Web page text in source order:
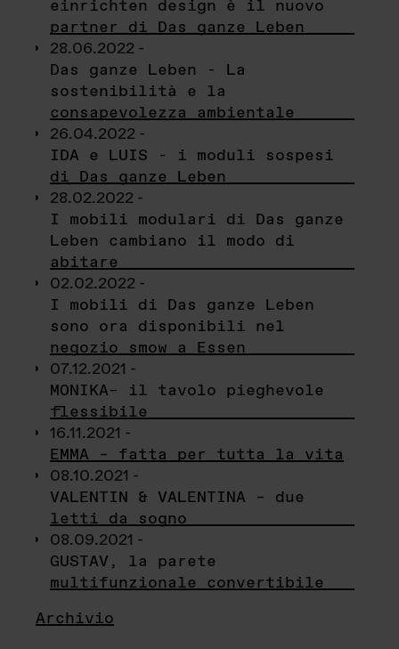
einrichten design è il nuovo
partner di Das ganze Leben
28.06.2022 -
Das ganze Leben - La
sostenibilità e la
consapevolezza ambientale
26.04.2022 -
IDA e LUIS - i moduli sospesi
di Das ganze Leben
28.02.2022 -
I mobili modulari di Das ganze
Leben cambiano il modo di
abitare
02.02.2022 -
I mobili di Das ganze Leben
sono ora disponibili nel
negozio smow a Essen
07.12.2021 -
MONIKA– il tavolo pieghevole
flessibile
16.11.2021 -
EMMA – fatta per tutta la vita
08.10.2021 -
VALENTIN & VALENTINA – due
letti da sogno
08.09.2021 -
GUSTAV, la parete
multifunzionale convertibile
Archivio